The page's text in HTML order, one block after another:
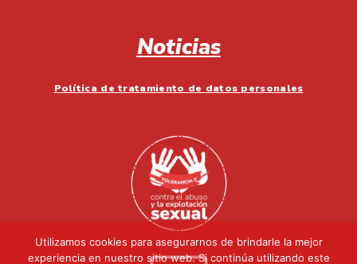
Noticias
Política de tratamiento de datos personales
Utilizamos cookies para asegurarnos de brindarle la mejor
experiencia en nuestro sitio web. Si continúa utilizando este